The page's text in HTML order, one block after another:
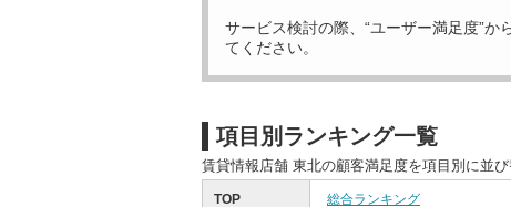
サービス検討の際、“ユーザー満足度”か
てください。
項目別ランキング一覧
賃貸情報店舗 東北の顧客満足度を項目別に並
TOP 総合ランキング